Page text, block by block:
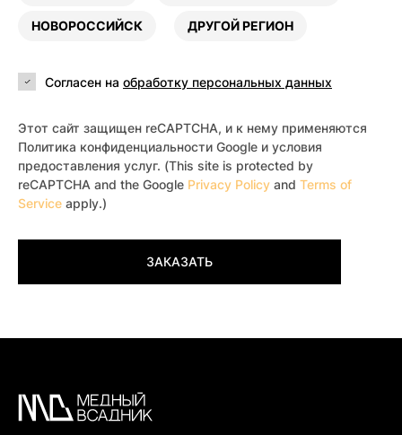
НОВОРОССИЙСК ДРУГОЙ РЕГИОН
Согласен на обработку персональных данных
Этот сайт защищен reCAPTCHA, и к нему применяются
Политика конфиденциальности Google и условия
предоставления услуг. (This site is protected by
reCAPTCHA and the Google Privacy Policy and Terms of
Service apply.)